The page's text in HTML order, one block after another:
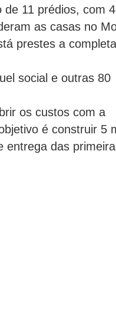
11 prédios, com
as casas no
prestes a
social e outras 80
os custos com a
é construir 5
entrega das